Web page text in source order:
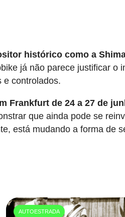
histórico como a
já não parece justificar o
e controlados.
Frankfurt de 24 a 27 de
que ainda pode se
está mudando a forma de
AUTOESTRADA